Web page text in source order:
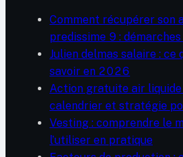
Comment récupérer son
predissime 9 :
Julien delmas salaire : ce
savoir en 2026
Action gratuite air
calendrier et stratégie
Vesting : comprendre le
l’utiliser en pratique